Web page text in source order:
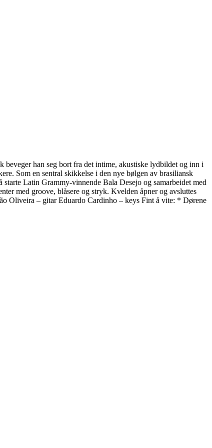
han seg bort fra det intime, akustiske lydbildet og inn i
Som en sentral skikkelse i den nye bølgen av brasiliansk
Latin Grammy-vinnende Bala Desejo og samarbeidet med
med groove, blåsere og stryk. Kvelden åpner og avsluttes
Oliveira – gitar Eduardo Cardinho – keys Fint å vite: * Dørene